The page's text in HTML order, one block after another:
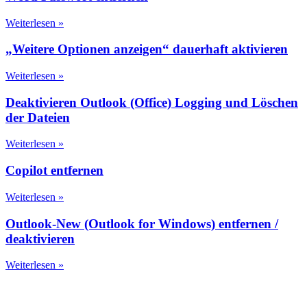
Weiterlesen »
„Weitere Optionen anzeigen“ dauerhaft aktivieren
Weiterlesen »
Deaktivieren Outlook (Office) Logging und Löschen
der Dateien
Weiterlesen »
Copilot entfernen
Weiterlesen »
Outlook-New (Outlook for Windows) entfernen /
deaktivieren
Weiterlesen »